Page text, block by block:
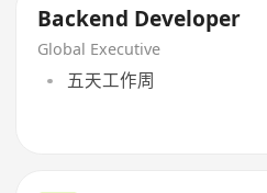
Backend Developer
Global Executive
五天工作周